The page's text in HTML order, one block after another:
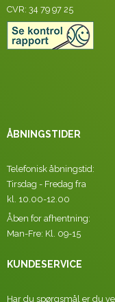
CVR: 34 79 97 25
ÅBNINGSTIDER
Telefonisk åbningstid:
Tirsdag - Fredag fra
kl. 10.00-12.00
Åben for afhentning:
Man-Fre: Kl. 09-15
KUNDESERVICE
Har du spørgsmål er du